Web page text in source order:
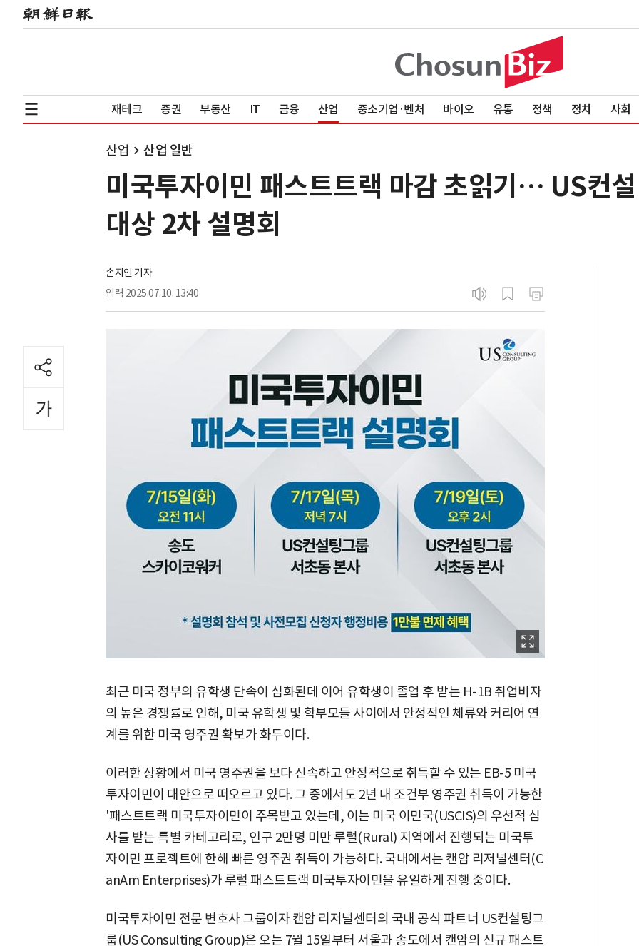
재테크 증권 부동산 IT 금융 산업 중소기업·벤처 바이오 유통 정책 정치 사회
산업 산업 일반
미국투자이민 패스트트랙 마감 초읽기… US컨
대상 2차 설명회
손지인 기자
입력 2025.07.10. 13:40
최근 미국 정부의 유학생 단속이 심화된데 이어 유학생이 졸업 후 받는 H-1B 취업비자
의 높은 경쟁률로 인해, 미국 유학생 및 학부모들 사이에서 안정적인 체류와 커리어 연
계를 위한 미국 영주권 확보가 화두이다.
이러한 상황에서 미국 영주권을 보다 신속하고 안정적으로 취득할 수 있는 EB-5 미국
투자이민이 대안으로 떠오르고 있다. 그 중에서도 2년 내 조건부 영주권 취득이 가능한
'패스트트랙 미국투자이민이 주목받고 있는데, 이는 미국 이민국(USCIS)의 우선적 심
사를 받는 특별 카테고리로, 인구 2만명 미만 루럴(Rural) 지역에서 진행되는 미국투
자이민 프로젝트에 한해 빠른 영주권 취득이 가능하다. 국내에서는 캔암 리저널센터(C
anAm Enterprises)가 루럴 패스트트랙 미국투자이민을 유일하게 진행 중이다.
미국투자이민 전문 변호사 그룹이자 캔암 리저널센터의 국내 공식 파트너 US컨설팅그
룹(US Consulting Group)은 오는 7월 15일부터 서울과 송도에서 캔암의 신규 패스트